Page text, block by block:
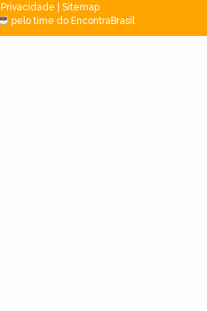
Privacidade
Sitemap
pelo time do EncontraBrasil